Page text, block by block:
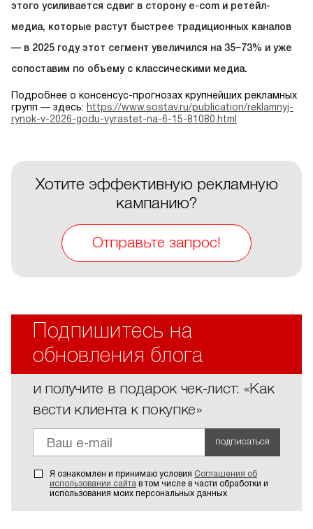
этого усиливается сдвиг в сторону e-com и ретейл-
медиа, которые растут быстрее традиционных каналов
— в 2025 году этот сегмент увеличился на 35−73% и уже
сопоставим по объему с классическими медиа.
Подробнее о консенсус-прогнозах крупнейших рекламных
групп — здесь: https://www.sostav.ru/publication/reklamnyj-
rynok-v-2026-godu-vyrastet-na-6-15-81080.html
Хотите эффективную рекламную
кампанию?
Отправьте запрос!
Подпишитесь на
обновления блога
и получите в подарок чек-лист: «Как
вести клиента к покупке»
подписаться
Я ознакомлен и принимаю условия Соглашения об
использовании сайта в том числе в части обработки и
использования моих персональных данных